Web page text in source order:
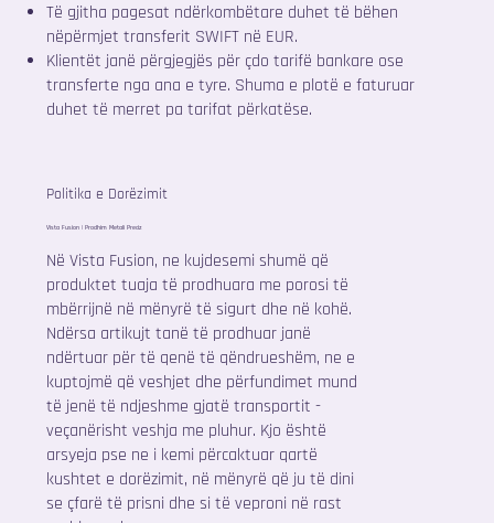
Të gjitha pagesat ndërkombëtare duhet të bëhen
nëpërmjet transferit SWIFT në EUR.
Klientët janë përgjegjës për çdo tarifë bankare ose
transferte nga ana e tyre. Shuma e plotë e faturuar
duhet të merret pa tarifat përkatëse.
Politika e Dorëzimit
Vista Fusion | Prodhim Metali Preciz
Në Vista Fusion, ne kujdesemi shumë që
produktet tuaja të prodhuara me porosi të
mbërrijnë në mënyrë të sigurt dhe në kohë.
Ndërsa artikujt tanë të prodhuar janë
ndërtuar për të qenë të qëndrueshëm, ne e
kuptojmë që veshjet dhe përfundimet mund
të jenë të ndjeshme gjatë transportit -
veçanërisht veshja me pluhur. Kjo është
arsyeja pse ne i kemi përcaktuar qartë
kushtet e dorëzimit, në mënyrë që ju të dini
se çfarë të prisni dhe si të veproni në rast